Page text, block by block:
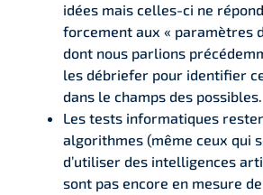
idées mais celles-ci ne
forcement aux « paramètres
dont nous parlions
les débriefer pour identifier
dans le champs des possibles.
Les tests informatiques
algorithmes (même ceux qui
d’utiliser des intelligences
sont pas encore en mesure